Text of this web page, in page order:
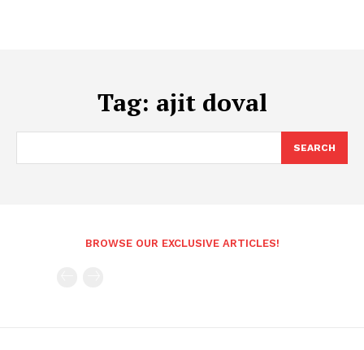
Tag: ajit doval
SEARCH
BROWSE OUR EXCLUSIVE ARTICLES!